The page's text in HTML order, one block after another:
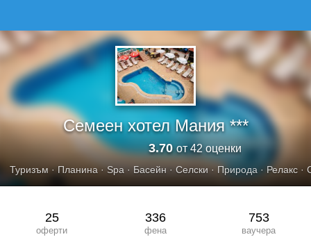
Семеен хотел Мания ***
3.70от 42 оценки
Туризъм ·Планина · Spa · Басейн · Селски · Природа · Релакс ·
25
оферти
336
фена
753
ваучера